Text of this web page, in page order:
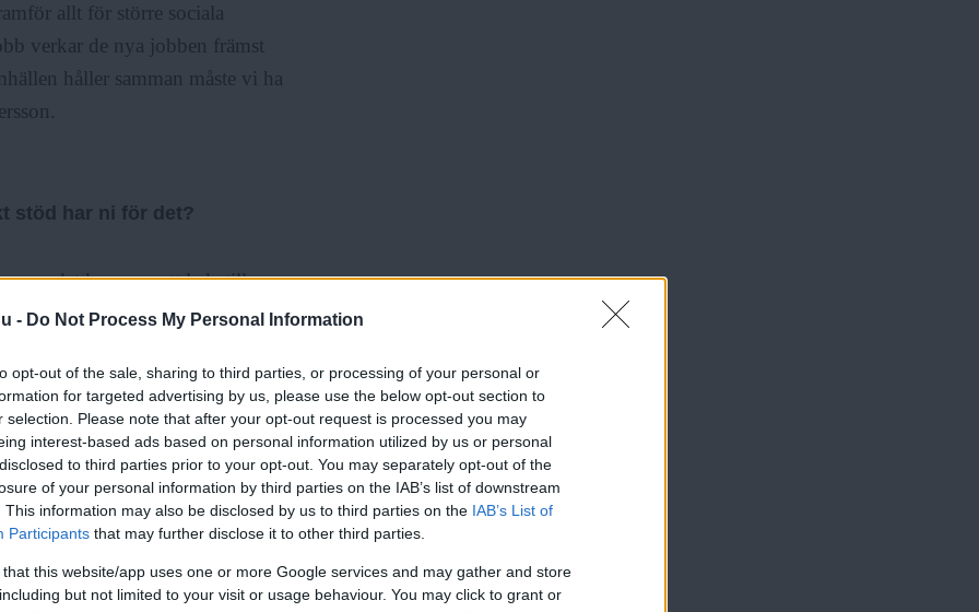
- Do Not Process My Personal Information
opt-out of the sale, sharing to third parties, or processing of your personal or
for targeted advertising by us, please use the below opt-out section to
selection. Please note that after your opt-out request is processed you may
interest-based ads based on personal information utilized by us or personal
to third parties prior to your opt-out. You may separately opt-out of the
of your personal information by third parties on the IAB’s list of downstream
This information may also be disclosed by us to third parties on the IAB’s List of
Participants that may further disclose it to other third parties.
that this website/app uses one or more Google services and may gather and store
but not limited to your visit or usage behaviour. You may click to grant or
allt för större sociala
verkar de nya jobben främst
håller samman måste vi ha
stöd har ni för det?
men det kommer att leda till
Det är inte alls säkert att
autonoma robotar en
ett företag är en juridisk
för att byråkrati kan
att ett 50-årsperspektiv